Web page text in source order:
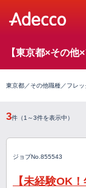
【東京都×その他
東京都／その他職種／フレッ
3件（1～3件を表示中）
ジョブNo.855543
【未経験OK